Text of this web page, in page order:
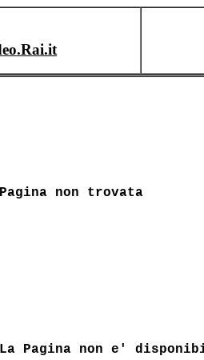
Pagina non trovata
La Pagina non e'